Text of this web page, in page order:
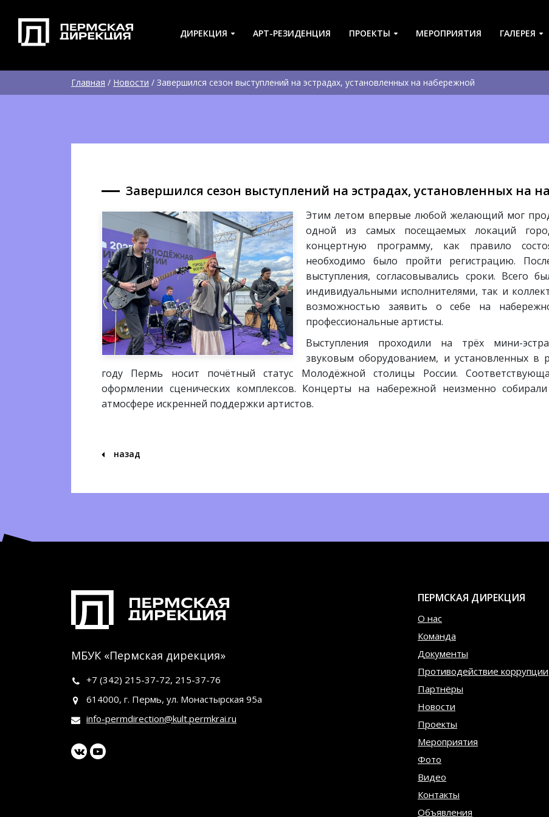
ДИРЕКЦИЯ АРТ-РЕЗИДЕНЦИЯ ПРОЕКТЫ МЕРОПРИЯТИЯ ГАЛЕРЕЯ
Главная / Новости / Завершился сезон выступлений на эстрадах, установленных на набережной
Завершился сезон выступлений на эстрадах, установленных на
Этим летом впервые любой желающий мог
одной из самых посещаемых локаций
концертную программу, как правило
необходимо было пройти регистрацию.
выступления, согласовывались сроки. Всего
индивидуальными исполнителями, так и
возможностью заявить о себе на
профессиональные артисты.
Выступления проходили на трёх мини-
звуковым оборудованием, и установленных в
году Пермь носит почётный статус Молодёжной столицы России.
оформлении сценических комплексов. Концерты на набережной неизменно
атмосфере искренней поддержки артистов.
назад
МБУК «Пермская дирекция»
+7 (342) 215-37-72, 215-37-76
614000, г. Пермь, ул. Монастырская 95а
info-permdirection@kult.permkrai.ru
ПЕРМСКАЯ ДИРЕКЦИЯ
О нас
Команда
Документы
Противодействие коррупции
Партнёры
Новости
Проекты
Мероприятия
Фото
Видео
Контакты
Объявления